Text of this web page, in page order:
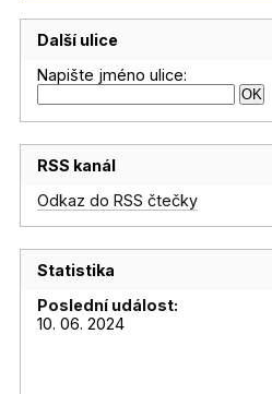
Další ulice
Napište jméno ulice:
RSS kanál
Odkaz do RSS čtečky
Statistika
Poslední událost:
10. 06. 2024